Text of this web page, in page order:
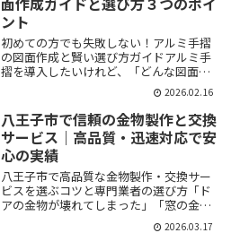
ント
初めての方でも失敗しない！アルミ手摺
の図面作成と賢い選び方ガイドアルミ手
摺を導入したいけれど、「どんな図面を
用意すればいいの？」「CAD設計って難
しそう…」「取付金具の選び方や強度基
準もよく分からない」と不安を感じてい
ませんか？建物や空間の...
2026.02.16
八王子市で信頼の金物製作と交換
サービス｜高品質・迅速対応で安
心の実績
八王子市で高品質な金物製作・交換サー
ビスを選ぶコツと専門業者の選び方「ド
アの金物が壊れてしまった」「窓の金具
が緩んでグラグラしている」「自宅や店
2026.03.17